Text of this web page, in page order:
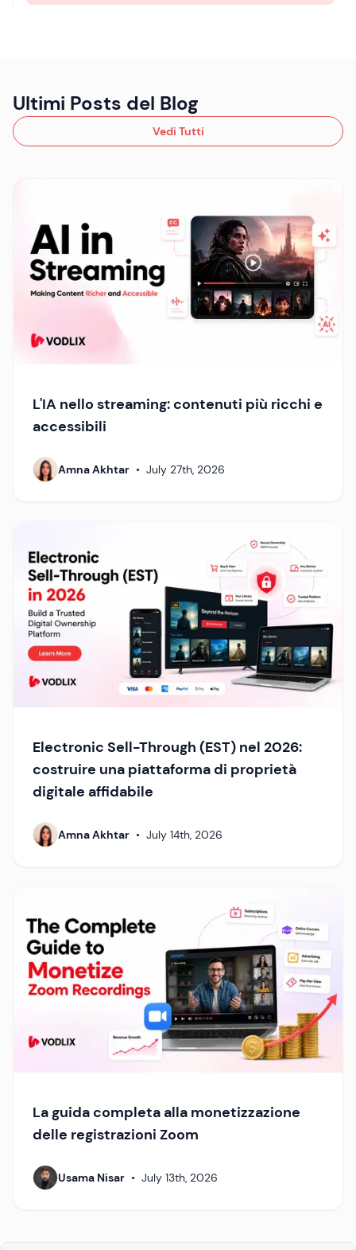
Ultimi Posts del Blog
Vedi Tutti
L'IA nello streaming: contenuti più ricchi e
accessibili
Amna Akhtar • July 27th, 2026
Electronic Sell-Through (EST) nel 2026:
costruire una piattaforma di proprietà
digitale affidabile
Amna Akhtar • July 14th, 2026
La guida completa alla monetizzazione
delle registrazioni Zoom
Usama Nisar • July 13th, 2026